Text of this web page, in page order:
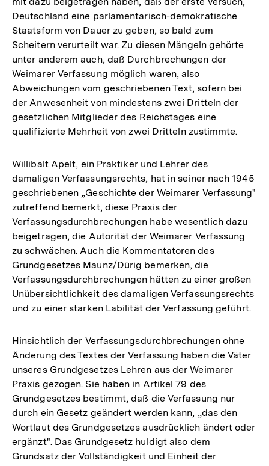
Deutschland eine parlamentarisch-demokratische
Staatsform von Dauer zu geben, so bald zum
Scheitern verurteilt war. Zu diesen Mängeln gehörte
unter anderem auch, daß Durchbrechungen der
Weimarer Verfassung möglich waren, also
Abweichungen vom geschriebenen Text, sofern bei
der Anwesenheit von mindestens zwei Dritteln der
gesetzlichen Mitglieder des Reichstages eine
qualifizierte Mehrheit von zwei Dritteln zustimmte.
Willibalt Apelt, ein Praktiker und Lehrer des
damaligen Verfassungsrechts, hat in seiner nach 1945
geschriebenen „Geschichte der Weimarer Verfassung"
zutreffend bemerkt, diese Praxis der
Verfassungsdurchbrechungen habe wesentlich dazu
beigetragen, die Autorität der Weimarer Verfassung
zu schwächen. Auch die Kommentatoren des
Grundgesetzes Maunz/Dürig bemerken, die
Verfassungsdurchbrechungen hätten zu einer großen
Unübersichtlichkeit des damaligen Verfassungsrechts
und zu einer starken Labilität der Verfassung geführt.
Hinsichtlich der Verfassungsdurchbrechungen ohne
Änderung des Textes der Verfassung haben die Väter
unseres Grundgesetzes Lehren aus der Weimarer
Praxis gezogen. Sie haben in Artikel 79 des
Grundgesetzes bestimmt, daß die Verfassung nur
durch ein Gesetz geändert werden kann, „das den
Wortlaut des Grundgesetzes ausdrücklich ändert oder
ergänzt". Das Grundgesetz huldigt also dem
Grundsatz der Vollständigkeit und Einheit der